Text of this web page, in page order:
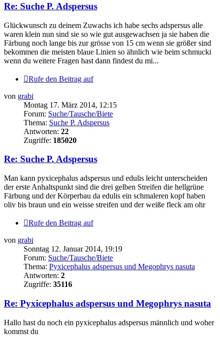
Re: Suche P. Adspersus
Glückwunsch zu deinem Zuwachs ich habe sechs adspersus alle
waren klein nun sind sie so wie gut ausgewachsen ja sie haben die
Färbung noch lange bis zur grösse von 15 cm wenn sie größer sind
bekommen die meisten blaue Linien so ähnlich wie beim schmucki
wenn du weitere Fragen hast dann findest du mi...
Rufe den Beitrag auf
von grabi
Montag 17. März 2014, 12:15
Forum: Suche/Tausche/Biete
Thema: Suche P. Adspersus
Antworten: 22
Zugriffe: 185020
Re: Suche P. Adspersus
Man kann pyxicephalus adspersus und edulis leicht unterscheiden
der erste Anhaltspunkt sind die drei gelben Streifen die hellgrüne
Färbung und der Körperbau da edulis ein schmaleren kopf haben
oliv bis braun und ein weisse streifen und der weiße fleck am ohr
Rufe den Beitrag auf
von grabi
Sonntag 12. Januar 2014, 19:19
Forum: Suche/Tausche/Biete
Thema: Pyxicephalus adspersus und Megophrys nasuta
Antworten: 2
Zugriffe: 35116
Re: Pyxicephalus adspersus und Megophrys nasuta
Hallo hast du noch ein pyxicephalus adspersus männlich und woher
kommst du